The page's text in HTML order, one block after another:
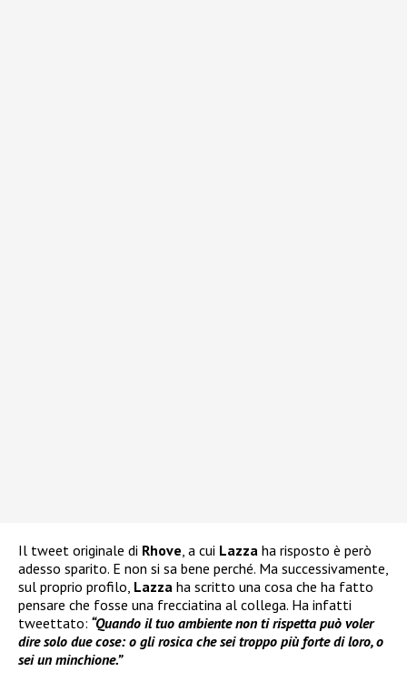
Il tweet originale di Rhove, a cui Lazza ha risposto è però
adesso sparito. E non si sa bene perché. Ma successivamente,
sul proprio profilo, Lazza ha scritto una cosa che ha fatto
pensare che fosse una frecciatina al collega. Ha infatti
tweettato: “Quando il tuo ambiente non ti rispetta può voler
dire solo due cose: o gli rosica che sei troppo più forte di loro, o
sei un minchione.”